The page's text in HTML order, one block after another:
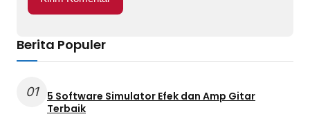
Berita Populer
01
5 Software Simulator Efek dan Amp Gitar
Terbaik